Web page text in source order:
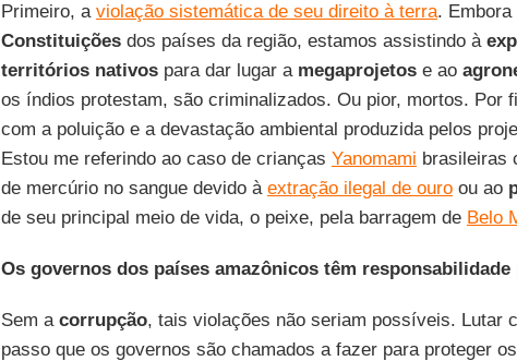
Primeiro, a violação sistemática de seu direito à terra. Embora
Constituiçõesdos países da região, estamos assistindo à
territórios nativospara dar lugar a megaprojetose ao
os índios protestam, são criminalizados. Ou pior, mortos. Por
com a poluição e a devastação ambiental produzida pelos
Estou me referindo ao caso de crianças Yanomami brasileiras
de mercúrio no sangue devido à extração ilegal de ouroou ao
de seu principal meio de vida, o peixe, pela barragem de Belo
Os governos dos países amazônicos têm
Sem a corrupção, tais violações não seriam possíveis. Lutar
passo que os governos são chamados a fazer para proteger